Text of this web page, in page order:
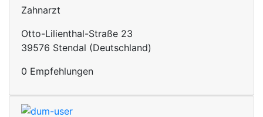
Zahnarzt
Otto-Lilienthal-Straße 23
39576 Stendal (Deutschland)
0 Empfehlungen